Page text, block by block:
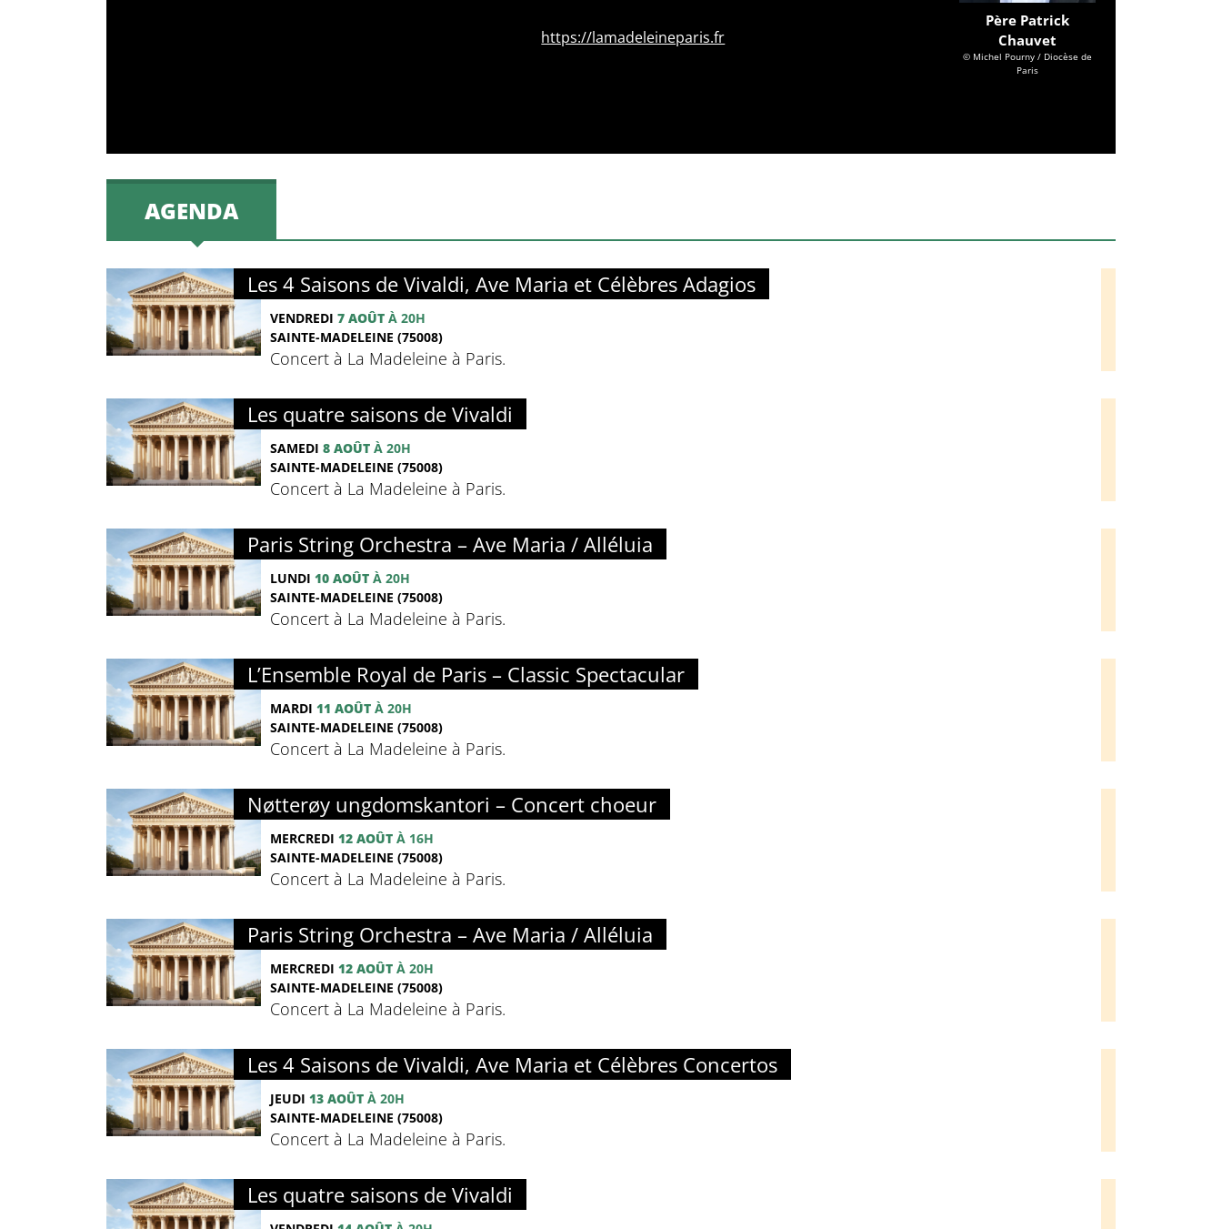
https://lamadeleineparis.fr
Père Patrick
Chauvet
© Michel Pourny / Diocèse de
Paris
AGENDA
Les 4 Saisons de Vivaldi, Ave Maria et Célèbres Adagios
VENDREDI 7 AOÛT À 20H
SAINTE-MADELEINE (75008)
Concert à La Madeleine à Paris.
Les quatre saisons de Vivaldi
SAMEDI 8 AOÛT À 20H
SAINTE-MADELEINE (75008)
Concert à La Madeleine à Paris.
Paris String Orchestra – Ave Maria / Alléluia
LUNDI 10 AOÛT À 20H
SAINTE-MADELEINE (75008)
Concert à La Madeleine à Paris.
L’Ensemble Royal de Paris – Classic Spectacular
MARDI 11 AOÛT À 20H
SAINTE-MADELEINE (75008)
Concert à La Madeleine à Paris.
Nøtterøy ungdomskantori – Concert choeur
MERCREDI 12 AOÛT À 16H
SAINTE-MADELEINE (75008)
Concert à La Madeleine à Paris.
Paris String Orchestra – Ave Maria / Alléluia
MERCREDI 12 AOÛT À 20H
SAINTE-MADELEINE (75008)
Concert à La Madeleine à Paris.
Les 4 Saisons de Vivaldi, Ave Maria et Célèbres Concertos
JEUDI 13 AOÛT À 20H
SAINTE-MADELEINE (75008)
Concert à La Madeleine à Paris.
Les quatre saisons de Vivaldi